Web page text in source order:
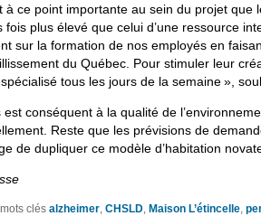
à ce point importante au sein du projet que
fois plus élevé que celui d’une ressource
sur la formation de nos employés en
du Québec. Pour stimuler leur
tous les jours de la semaine »,
conséquent à la qualité de
Reste que les prévisions de
de dupliquer ce modèle d’habitation
clés alzheimer CHSLD Maison L’étincelle